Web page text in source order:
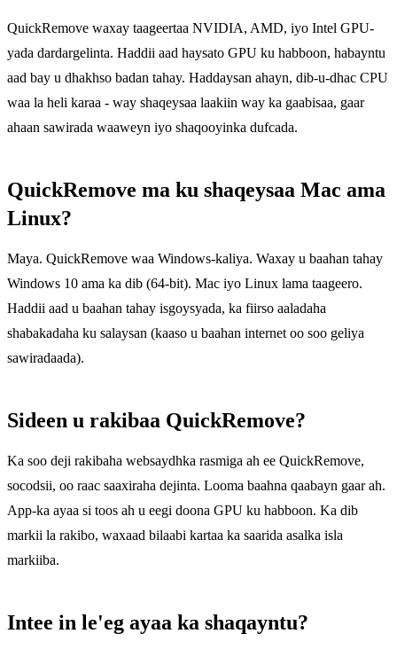
QuickRemove waxay taageertaa NVIDIA, AMD, iyo Intel GPU-
yada dardargelinta. Haddii aad haysato GPU ku habboon, habayntu
aad bay u dhakhso badan tahay. Haddaysan ahayn, dib-u-dhac CPU
waa la heli karaa - way shaqeysaa laakiin way ka gaabisaa, gaar
ahaan sawirada waaweyn iyo shaqooyinka dufcada.
QuickRemove ma ku shaqeysaa Mac ama
Linux?
Maya. QuickRemove waa Windows-kaliya. Waxay u baahan tahay
Windows 10 ama ka dib (64-bit). Mac iyo Linux lama taageero.
Haddii aad u baahan tahay isgoysyada, ka fiirso aaladaha
shabakadaha ku salaysan (kaaso u baahan internet oo soo geliya
sawiradaada).
Sideen u rakibaa QuickRemove?
Ka soo deji rakibaha websaydhka rasmiga ah ee QuickRemove,
socodsii, oo raac saaxiraha dejinta. Looma baahna qaabayn gaar ah.
App-ka ayaa si toos ah u eegi doona GPU ku habboon. Ka dib
markii la rakibo, waxaad bilaabi kartaa ka saarida asalka isla
markiiba.
Intee in le'eg ayaa ka shaqayntu?